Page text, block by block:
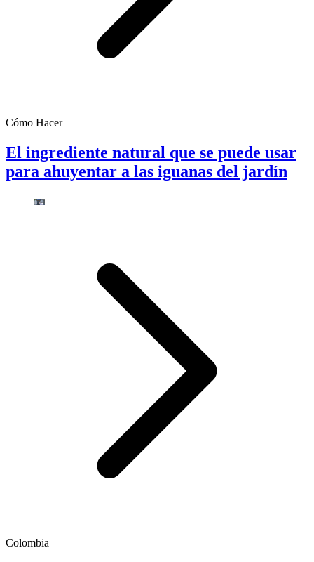
Cómo Hacer
El ingrediente natural que se puede usar
para ahuyentar a las iguanas del jardín
Colombia